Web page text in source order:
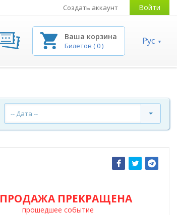
Создать аккаунт Войти
Ваша корзина
Билетов (0) Рус
-- Дата --
ПРОДАЖА ПРЕКРАЩЕНА
прошедшее событие